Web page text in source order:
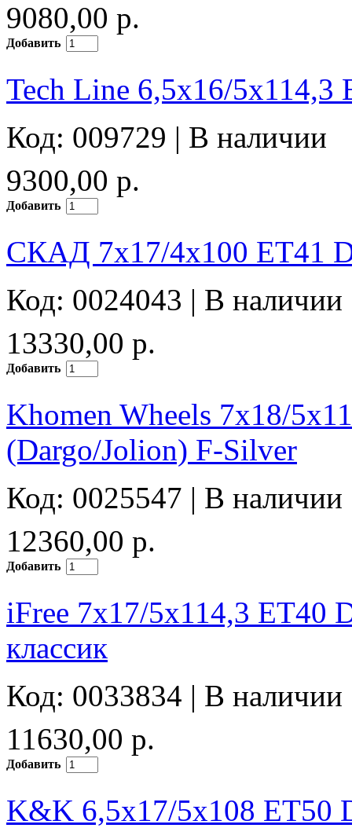
9080,00 р.
Добавить
Tech Line 6,5x16/5x114,3
Код: 009729 | В наличии
9300,00 р.
Добавить
СКАД 7x17/4x100 ET41
Код: 0024043 | В наличии
13330,00 р.
Добавить
Khomen Wheels 7x18/
(Dargo/Jolion) F-Silver
Код: 0025547 | В наличии
12360,00 р.
Добавить
iFree 7x17/5x114,3 ET40
классик
Код: 0033834 | В наличии
11630,00 р.
Добавить
K&K 6,5x17/5x108 ET50